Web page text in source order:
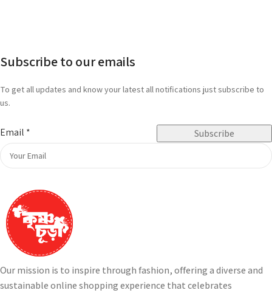
Subscribe to our emails
To get all updates and know your latest all notifications just subscribe to
us.
Email * Subscribe
Our mission is to inspire through fashion, offering a diverse and
sustainable online shopping experience that celebrates